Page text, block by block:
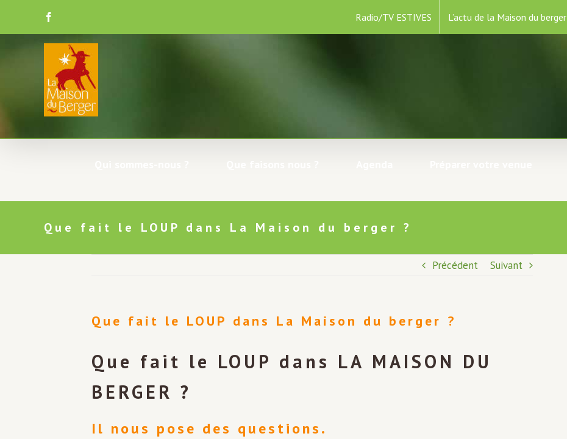
Radio/TV ESTIVES L’actu de la Maison du berger
Que fait le LOUP dans La Maison du berger ?
Précédent Suivant
Que fait le LOUP dans La Maison du berger ?
Que fait le LOUP dans LA MAISON DU
BERGER ?
Il nous pose des questions.